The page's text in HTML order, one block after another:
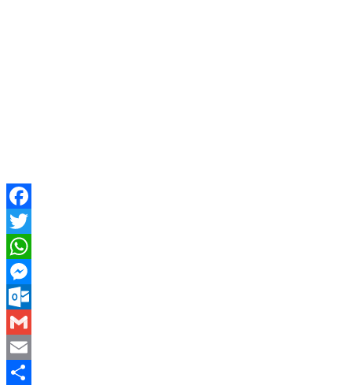
Facebook
Twitter
WhatsApp
Messenger
Outlook.com
Gmail
Email